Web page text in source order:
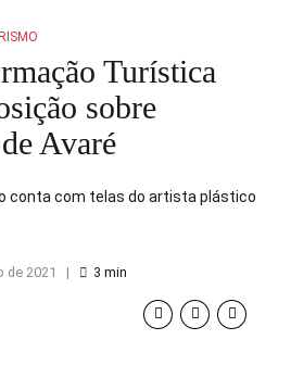
Turística
sobre
Avaré
conta com telas do artista plástico
de 2021 3 min